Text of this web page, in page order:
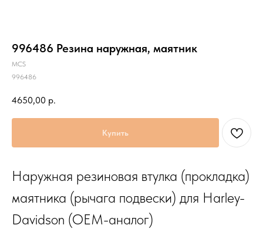
996486 Резина наружная, маятник
MCS
996486
4650,00 р.
Купить
Наружная резиновая втулка (прокладка)
маятника (рычага подвески) для Harley-
Davidson (OEM-аналог)